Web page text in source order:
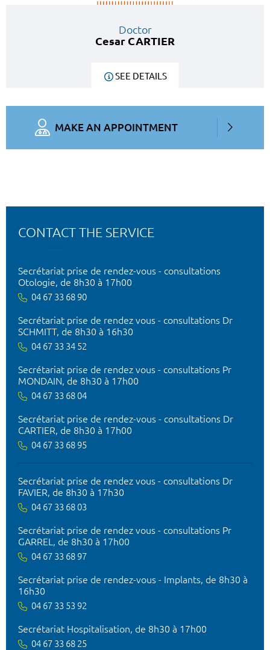
Doctor
Cesar CARTIER
SEE DETAILS
MAKE AN APPOINTMENT
CONTACT THE SERVICE
Secrétariat prise de rendez-vous - consultations
Otologie, de 8h30 à 17h00
04 67 33 68 90
Secrétariat prise de rendez vous - consultations Dr
SCHMITT, de 8h30 à 16h30
04 67 33 34 52
Secrétariat prise de rendez vous - consultations Pr
MONDAIN, de 8h30 à 17h00
04 67 33 68 04
Secrétariat prise de rendez-vous - consultations Dr
CARTIER, de 8h30 à 17h00
04 67 33 68 95
Secrétariat prise de rendez vous - consultations Dr
FAVIER, de 8h30 à 17h30
04 67 33 68 03
Secrétariat prise de rendez vous - consultations Pr
GARREL, de 8h30 à 17h00
04 67 33 68 97
Secrétariat prise de rendez-vous - Implants, de 8h30 à
16h30
04 67 33 53 92
Secrétariat Hospitalisation, de 8h30 à 17h00
04 67 33 68 25